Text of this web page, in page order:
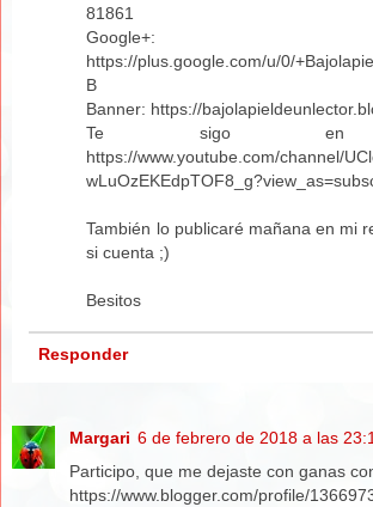
81861
Google+:
https://plus.google.com/u/0/
B
Banner: https://
Te sigo en
https://www.youtube.com/channel/
También lo publicaré mañana en mi
si cuenta ;)
Besitos
Responder
Margari 6 de febrero de 2018 a las
Participo, que me dejaste con ganas
https://www.blogger.com/profile/